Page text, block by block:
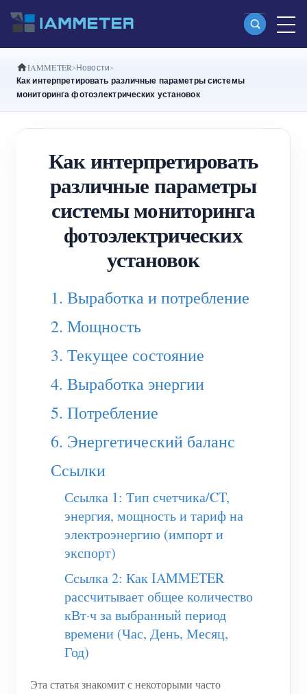
Продукты
(WEM3080)
Split-phase Wi-Fi-счетчик энергии (WEM2067)
Трехфазный Wi-Fi-счетчик энергии
(WEM3080T)
Трехфазный Wi-Fi-счетчик энергии
(WEM3046T)
WiFi-контроллер мощности
IAMMETER Cloud Pro
Сервис самостоятельного размещения
Зарядное устройство EV
Симулятор IAMMETER
Виртуальный счетчик
Система прогнозирования и моделирования
энергии
Приложения
Монитор энергии солнечной PV-системы
Монитор потребления электроэнергии
Система управления PV-нагревателем
Домашняя автоматизация
Мониторинг энергии на предприятии
Магазин
Ресурсы
Быстрый старт продукта
Документация
Обучающее видео
Сообщество
Центр участников
IAMMETER Новости
Как интерпретировать различные параметры системы
мониторинга фотоэлектрических установок
Как интерпретировать
различные параметры
системы мониторинга
фотоэлектрических
установок
1. Выработка и потребление
2. Мощность
3. Текущее состояние
4. Выработка энергии
5. Потребление
6. Энергетический баланс
Ссылки
Ссылка 1: Тип счетчика/CT,
энергия, мощность и тариф на
электроэнергию (импорт и
экспорт)
Ссылка 2: Как IAMMETER
рассчитывает общее количество
кВт·ч за выбранный период
времени (Час, День, Месяц,
Год)
Эта статья знакомит с некоторыми часто